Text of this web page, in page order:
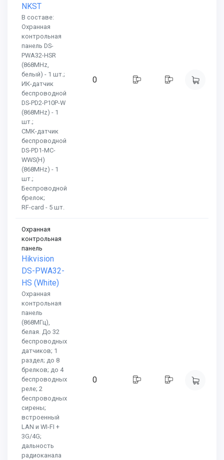
NKST
В составе:
Охранная
контрольная
панель DS-
PWA32-HSR
(868MHz,
белый) - 1 шт.;
ИК-датчик
беспроводной
DS-PD2-P10P-W
(868MHz) - 1
шт.;
СМК-датчик
беспроводной
DS-PD1-MC-
WWS(H)
(868MHz) - 1
шт.;
Беспроводной
брелок;
RF-card - 5 шт.
0
Охранная
контрольная
панель
Hikvision
DS-PWA32-
HS (White)
Охранная
контрольная
панель
(868МГц),
белая. До 32
беспроводных
датчиков; 1
раздел; до 8
брелков; до 4
беспроводных
реле; 2
беспроводных
сирены;
встроенный
LAN и WI-FI +
3G/4G;
дальность
радиоканала
0